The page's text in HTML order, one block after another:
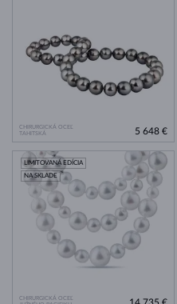
CHIRURGICKÁ OCEĽ
TAHITSKÁ
5 648 €
CHIRURGICKÁ OCEĽ
LIMITOVANÁ EDÍCIA
NA SKLADE